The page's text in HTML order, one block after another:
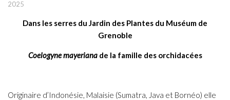
2025
Dans les serres du Jardin des Plantes du Muséum de
Grenoble
Coelogyne mayerianade la famille des orchidacées
Originaire d’Indonésie, Malaisie (Sumatra, Java et Bornéo) elle